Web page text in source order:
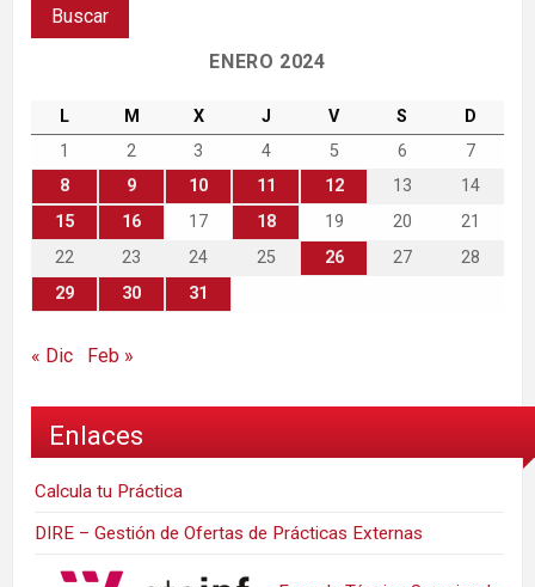
ENERO 2024
L M X J V S
D
1
2 3 4 5 6
7
8
9 10 11 12 13
14
15
16 17 18 19 20
21
22
23 24 25 26 27
28
29
30 31
« Dic Feb »
Enlaces
Calcula tu Práctica
DIRE – Gestión de Ofertas de Prácticas Externas